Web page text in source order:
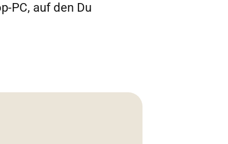
PC, auf den Du